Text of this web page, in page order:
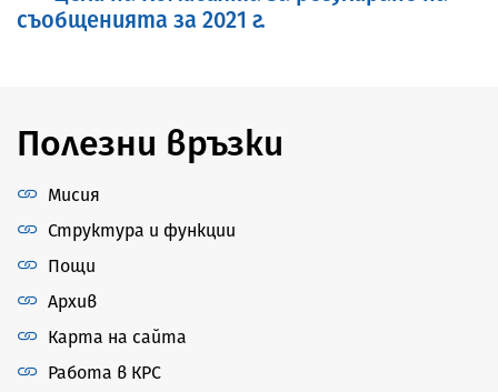
съобщенията за 2021 г.
Полезни връзки
Мисия
Структура и функции
Пощи
Архив
Карта на сайта
Работа в КРС